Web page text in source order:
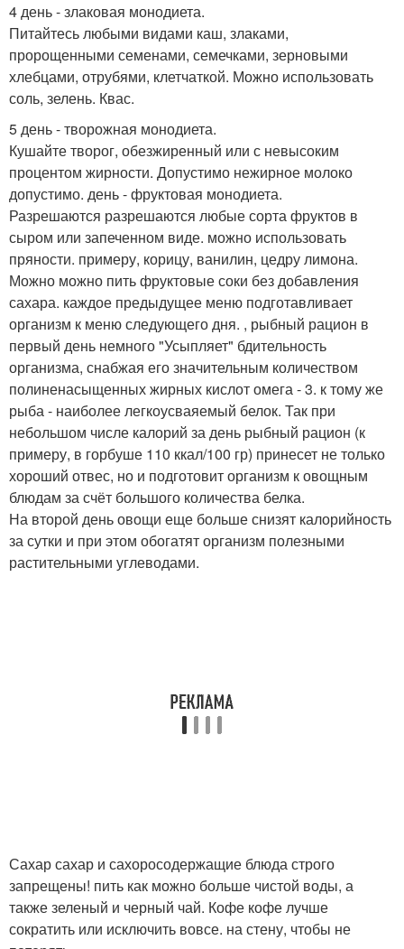
4 день - злаковая монодиета.
Питайтесь любыми видами каш, злаками,
пророщенными семенами, семечками, зерновыми
хлебцами, отрубями, клетчаткой. Можно использовать
соль, зелень. Квас.
5 день - творожная монодиета.
Кушайте творог, обезжиренный или с невысоким
процентом жирности. Допустимо нежирное молоко
допустимо. день - фруктовая монодиета.
Разрешаются разрешаются любые сорта фруктов в
сыром или запеченном виде. можно использовать
пряности. примеру, корицу, ванилин, цедру лимона.
Можно можно пить фруктовые соки без добавления
сахара. каждое предыдущее меню подготавливает
организм к меню следующего дня. , рыбный рацион в
первый день немного "Усыпляет" бдительность
организма, снабжая его значительным количеством
полиненасыщенных жирных кислот омега - 3. к тому же
рыба - наиболее легкоусваяемый белок. Так при
небольшом числе калорий за день рыбный рацион (к
примеру, в горбуше 110 ккал/100 гр) принесет не только
хороший отвес, но и подготовит организм к овощным
блюдам за счёт большого количества белка.
На второй день овощи еще больше снизят калорийность
за сутки и при этом обогатят организм полезными
растительными углеводами.
Сахар сахар и сахоросодержащие блюда строго
запрещены! пить как можно больше чистой воды, а
также зеленый и черный чай. Кофе кофе лучше
сократить или исключить вовсе. на стену, чтобы не